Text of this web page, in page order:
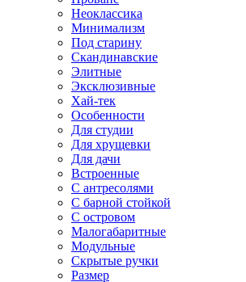
Неоклассика
Минимализм
Под старину
Скандинавские
Элитные
Эксклюзивные
Хай-тек
Особенности
Для студии
Для хрущевки
Для дачи
Встроенные
С антресолями
С барной стойкой
С островом
Малогабаритные
Модульные
Скрытые ручки
Размер